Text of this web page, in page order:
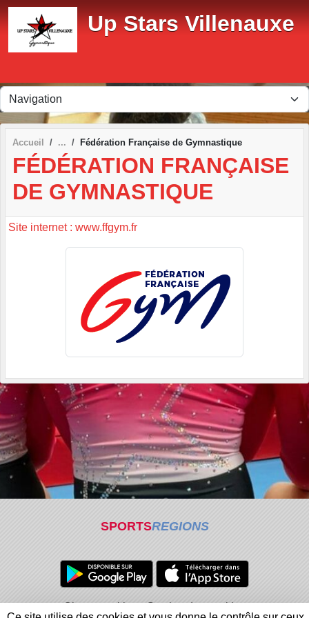
Up Stars Villenauxe
Accueil Fédération Française de Gymnastique
FÉDÉRATION FRANÇAISE
DE GYMNASTIQUE
Site internet : www.ffgym.fr
SPORTSREGIONS
Charte cookies
Gestion des cookies
Panneau de gestion des cookies